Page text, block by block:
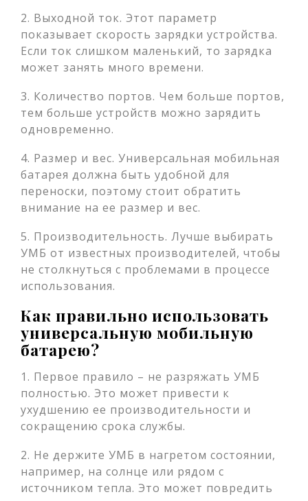
2. Выходной ток. Этот параметр
показывает скорость зарядки устройства.
Если ток слишком маленький, то зарядка
может занять много времени.
3. Количество портов. Чем больше портов,
тем больше устройств можно зарядить
одновременно.
4. Размер и вес. Универсальная мобильная
батарея должна быть удобной для
переноски, поэтому стоит обратить
внимание на ее размер и вес.
5. Производительность. Лучше выбирать
УМБ от известных производителей, чтобы
не столкнуться с проблемами в процессе
использования.
Как правильно использовать
универсальную мобильную
батарею?
1. Первое правило – не разряжать УМБ
полностью. Это может привести к
ухудшению ее производительности и
сокращению срока службы.
2. Не держите УМБ в нагретом состоянии,
например, на солнце или рядом с
источником тепла. Это может повредить